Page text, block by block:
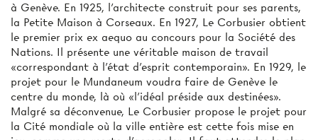
à Genève. En 1925, l'architecte construit pour ses parents,
la Petite Maison à Corseaux. En 1927, Le Corbusier obtient
le premier prix ex aequo au concours pour la Société des
Nations. Il présente une véritable maison de travail
«correspondant à l'état d'esprit contemporain». En 1929, le
projet pour le Mundaneum voudra faire de Genève le
centre du monde, là où «l'idéal préside aux destinées».
Malgré sa déconvenue, Le Corbusier propose le projet pour
la Cité mondiale où la ville entière est cette fois mise en